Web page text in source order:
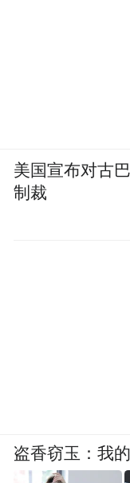
美国宣布对古
制裁
盗香窃玉：我